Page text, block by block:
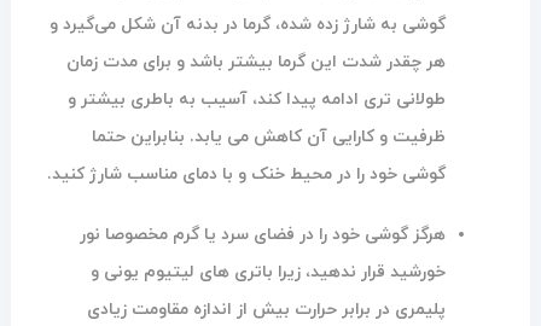
گوشی به شارژ زده شده، گرما در بدنه آن شکل می‌گیرد و
هر چقدر شدت این گرما بیشتر باشد و برای مدت زمان
طولانی تری ادامه پیدا کند، آسیب به باطری بیشتر و
ظرفیت و کارایی آن کاهش می یابد. بنابراین حتما
گوشی خود را در محیط خنک و با دمای مناسب شارژ کنید.
هرگز گوشی خود را در فضای سرد یا گرم مخصوصا نور
خورشید قرار ندهید، زیرا باتری های لیتیوم یونی و
پلیمری در برابر حرارت بیش از اندازه مقاومت زیادی